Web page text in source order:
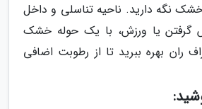
نگه دارید. ناحیه تناسلی و داخل
گرفتن یا ورزش، با یک حوله خشک
ران بهره ببرید تا از رطوبت اضافی